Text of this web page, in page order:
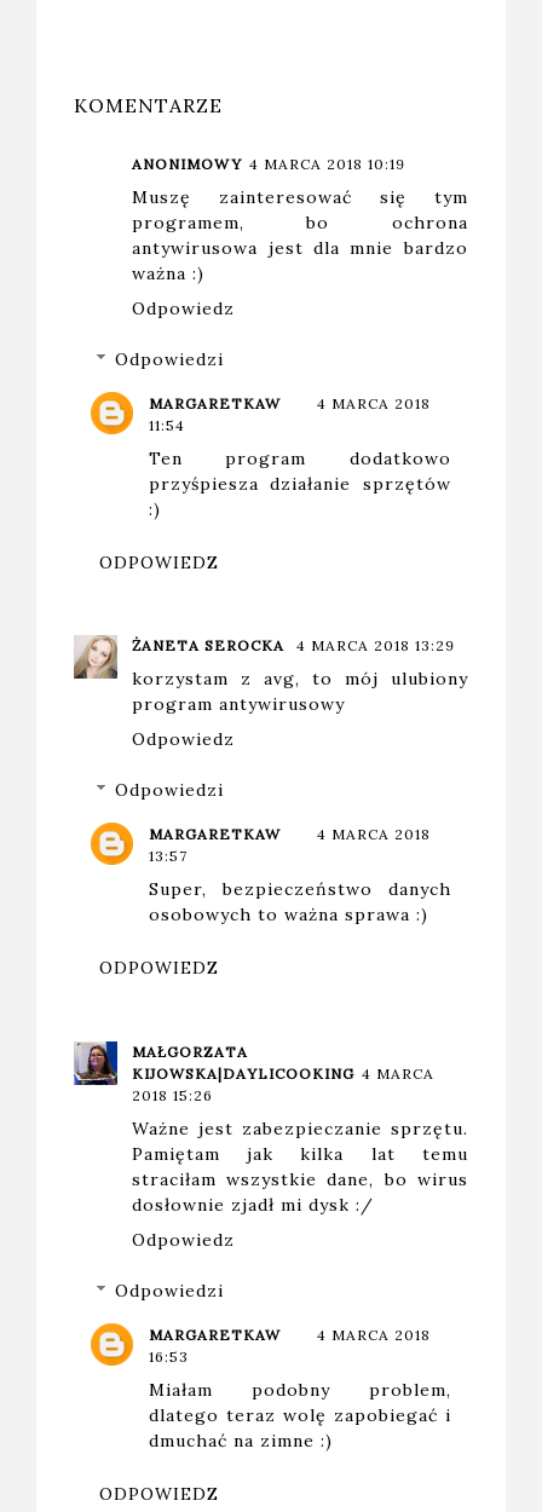
KOMENTARZE
ANONIMOWY 4 MARCA 2018 10:19
Muszę zainteresować się tym
programem, bo ochrona
antywirusowa jest dla mnie bardzo
ważna :)
Odpowiedz
Odpowiedzi
MARGARETKAW
4 MARCA 2018
11:54
Ten program dodatkowo
przyśpiesza działanie sprzętów
:)
ODPOWIEDZ
ŻANETA SEROCKA 4 MARCA 2018 13:29
korzystam z avg, to mój ulubiony
program antywirusowy
Odpowiedz
Odpowiedzi
MARGARETKAW
4 MARCA 2018
13:57
Super, bezpieczeństwo danych
osobowych to ważna sprawa :)
ODPOWIEDZ
MAŁGORZATA
KIJOWSKA|DAYLICOOKING 4 MARCA
2018 15:26
Ważne jest zabezpieczanie sprzętu.
Pamiętam jak kilka lat temu
straciłam wszystkie dane, bo wirus
dosłownie zjadł mi dysk :/
Odpowiedz
Odpowiedzi
MARGARETKAW
4 MARCA 2018
16:53
Miałam podobny problem,
dlatego teraz wolę zapobiegać i
dmuchać na zimne :)
ODPOWIEDZ